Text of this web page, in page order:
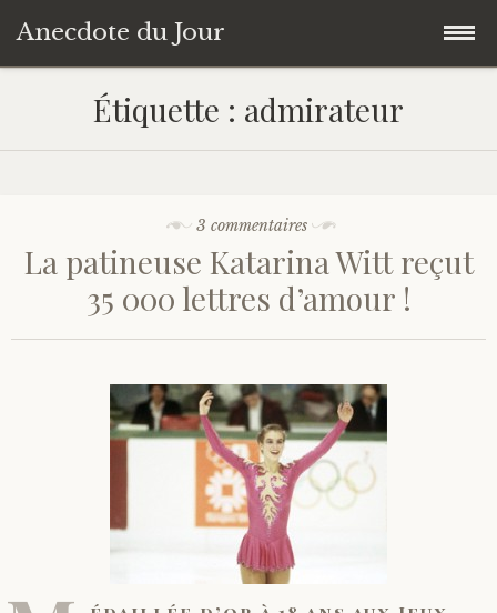
Anecdote du Jour
Accéder
contenu
Livres de Culture Générale
À propos
Étiquette : admirateur
3 commentaires
La patineuse Katarina Witt reçut
35 000 lettres d’amour !